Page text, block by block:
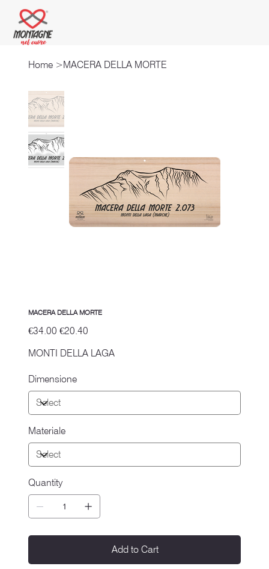
Home >MACERA DELLA MORTE
MACERA DELLA MORTE
Original
price
€34.00
Sale
price
€20.40
MONTI DELLA LAGA
Dimensione
Materiale
Quantity
Add to Cart